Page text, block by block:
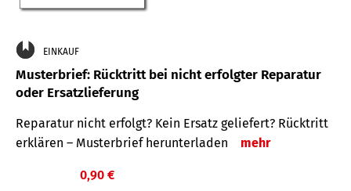
EINKAUF
Musterbrief: Rücktritt bei nicht erfolgter Reparatur
oder Ersatzlieferung
Reparatur nicht erfolgt? Kein Ersatz geliefert? Rücktritt
erklären – Musterbrief herunterladen
mehr
0,90 €